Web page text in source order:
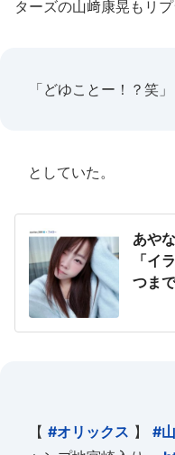
ターズの山﨑康晃もリ
「どゆことー！？笑」
としていた。
あや
「イ
つま
【 #オリックス 】 #